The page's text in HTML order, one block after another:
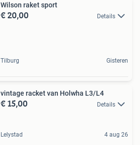
Wilson raket sport
€ 20,00 Details
Tilburg Gisteren
vintage racket van Holwha L3/L4
€ 15,00 Details
Lelystad 4 aug 26